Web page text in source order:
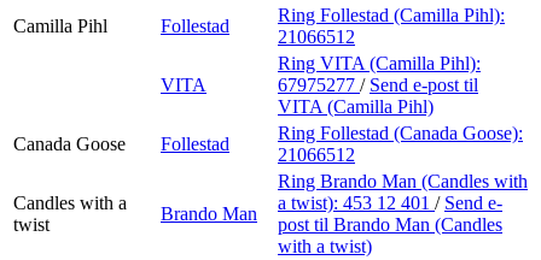
Camilla Pihl
Follestad
Ring Follestad (Camilla Pihl):
21066512
VITA
Ring VITA (Camilla Pihl):
67975277 / Send e-post til
VITA (Camilla Pihl)
Canada Goose
Follestad
Ring Follestad (Canada Goose):
21066512
Candles with a
twist
Brando Man
Ring Brando Man (Candles with
a twist): 453 12 401 / Send e-
post til Brando Man (Candles
with a twist)